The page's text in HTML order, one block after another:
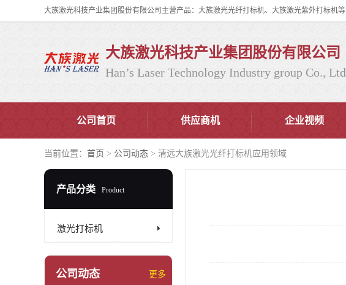
大族激光科技产业集团股份有限公司
Han’s Laser Technology Industry group Co., Ltd
公司首页 供应商机 企业视频
当前位置： 首页 > 公司动态 > 清远大族激光光纤打标机应用领域
产品分类 Product
激光打标机
公司动态 更多